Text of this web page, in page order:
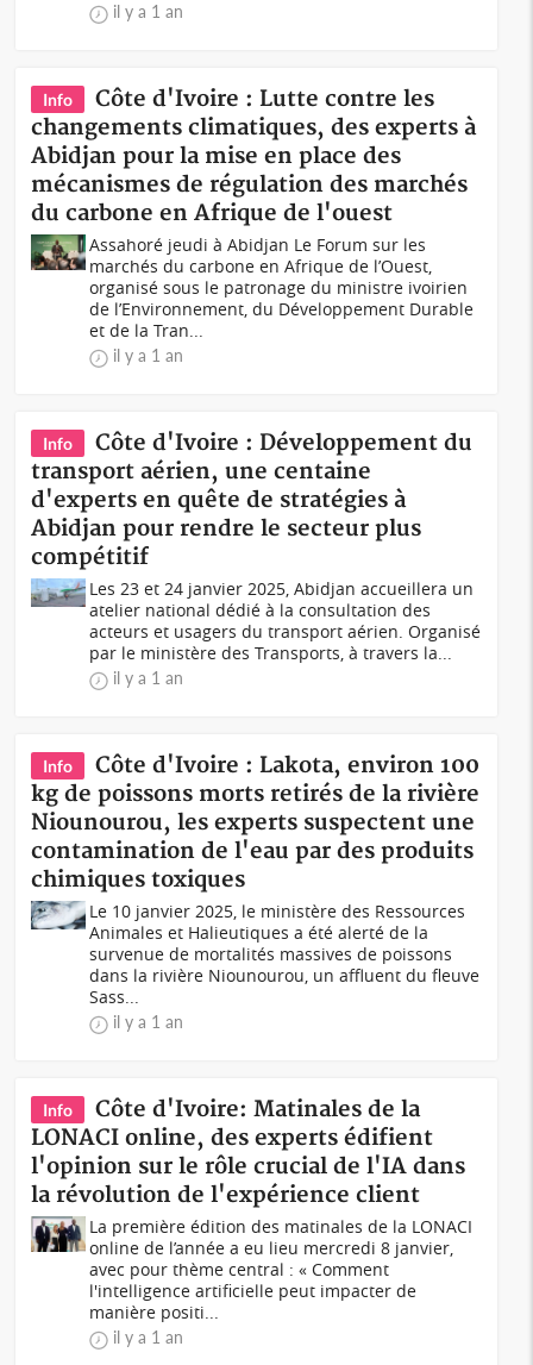
il y a 1 an
Info
Côte d'Ivoire : Lutte contre les
changements climatiques, des experts à
Abidjan pour la mise en place des
mécanismes de régulation des marchés
du carbone en Afrique de l'ouest
Assahoré jeudi à Abidjan Le Forum sur les
marchés du carbone en Afrique de l’Ouest,
organisé sous le patronage du ministre ivoirien
de l’Environnement, du Développement Durable
et de la Tran...
il y a 1 an
Info
Côte d'Ivoire : Développement du
transport aérien, une centaine
d'experts en quête de stratégies à
Abidjan pour rendre le secteur plus
compétitif
Les 23 et 24 janvier 2025, Abidjan accueillera un
atelier national dédié à la consultation des
acteurs et usagers du transport aérien. Organisé
par le ministère des Transports, à travers la...
il y a 1 an
Info
Côte d'Ivoire : Lakota, environ 100
kg de poissons morts retirés de la rivière
Niounourou, les experts suspectent une
contamination de l'eau par des produits
chimiques toxiques
Le 10 janvier 2025, le ministère des Ressources
Animales et Halieutiques a été alerté de la
survenue de mortalités massives de poissons
dans la rivière Niounourou, un affluent du fleuve
Sass...
il y a 1 an
Info
Côte d'Ivoire: Matinales de la
LONACI online, des experts édifient
l'opinion sur le rôle crucial de l'IA dans
la révolution de l'expérience client
La première édition des matinales de la LONACI
online de l’année a eu lieu mercredi 8 janvier,
avec pour thème central : « Comment
l'intelligence artificielle peut impacter de
manière positi...
il y a 1 an